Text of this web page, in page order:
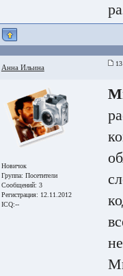
Анна Ильина 13
Новичок
Группа: Посетители
Сообщений: 3
Регистрация: 12.11.2012
ICQ:--